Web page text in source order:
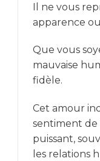
Il ne vous
apparence
Que vous
mauvaise
fidèle.
Cet amour
sentiment
puissant,
les relations